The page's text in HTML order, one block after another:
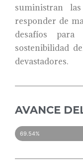
suministran
responder de
desafíos
sostenibilidad
devastadores.
AVANCE
69.54%